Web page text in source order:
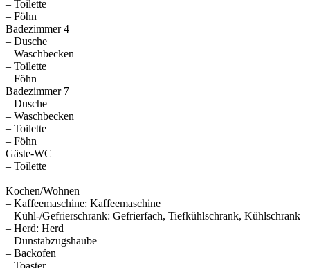
– Toilette
– Föhn
Badezimmer 4
– Dusche
– Waschbecken
– Toilette
– Föhn
Badezimmer 7
– Dusche
– Waschbecken
– Toilette
– Föhn
Gäste-WC
– Toilette
Kochen/Wohnen
– Kaffeemaschine: Kaffeemaschine
– Kühl-/Gefrierschrank: Gefrierfach, Tiefkühlschrank, Kühlschrank
– Herd: Herd
– Dunstabzugshaube
– Backofen